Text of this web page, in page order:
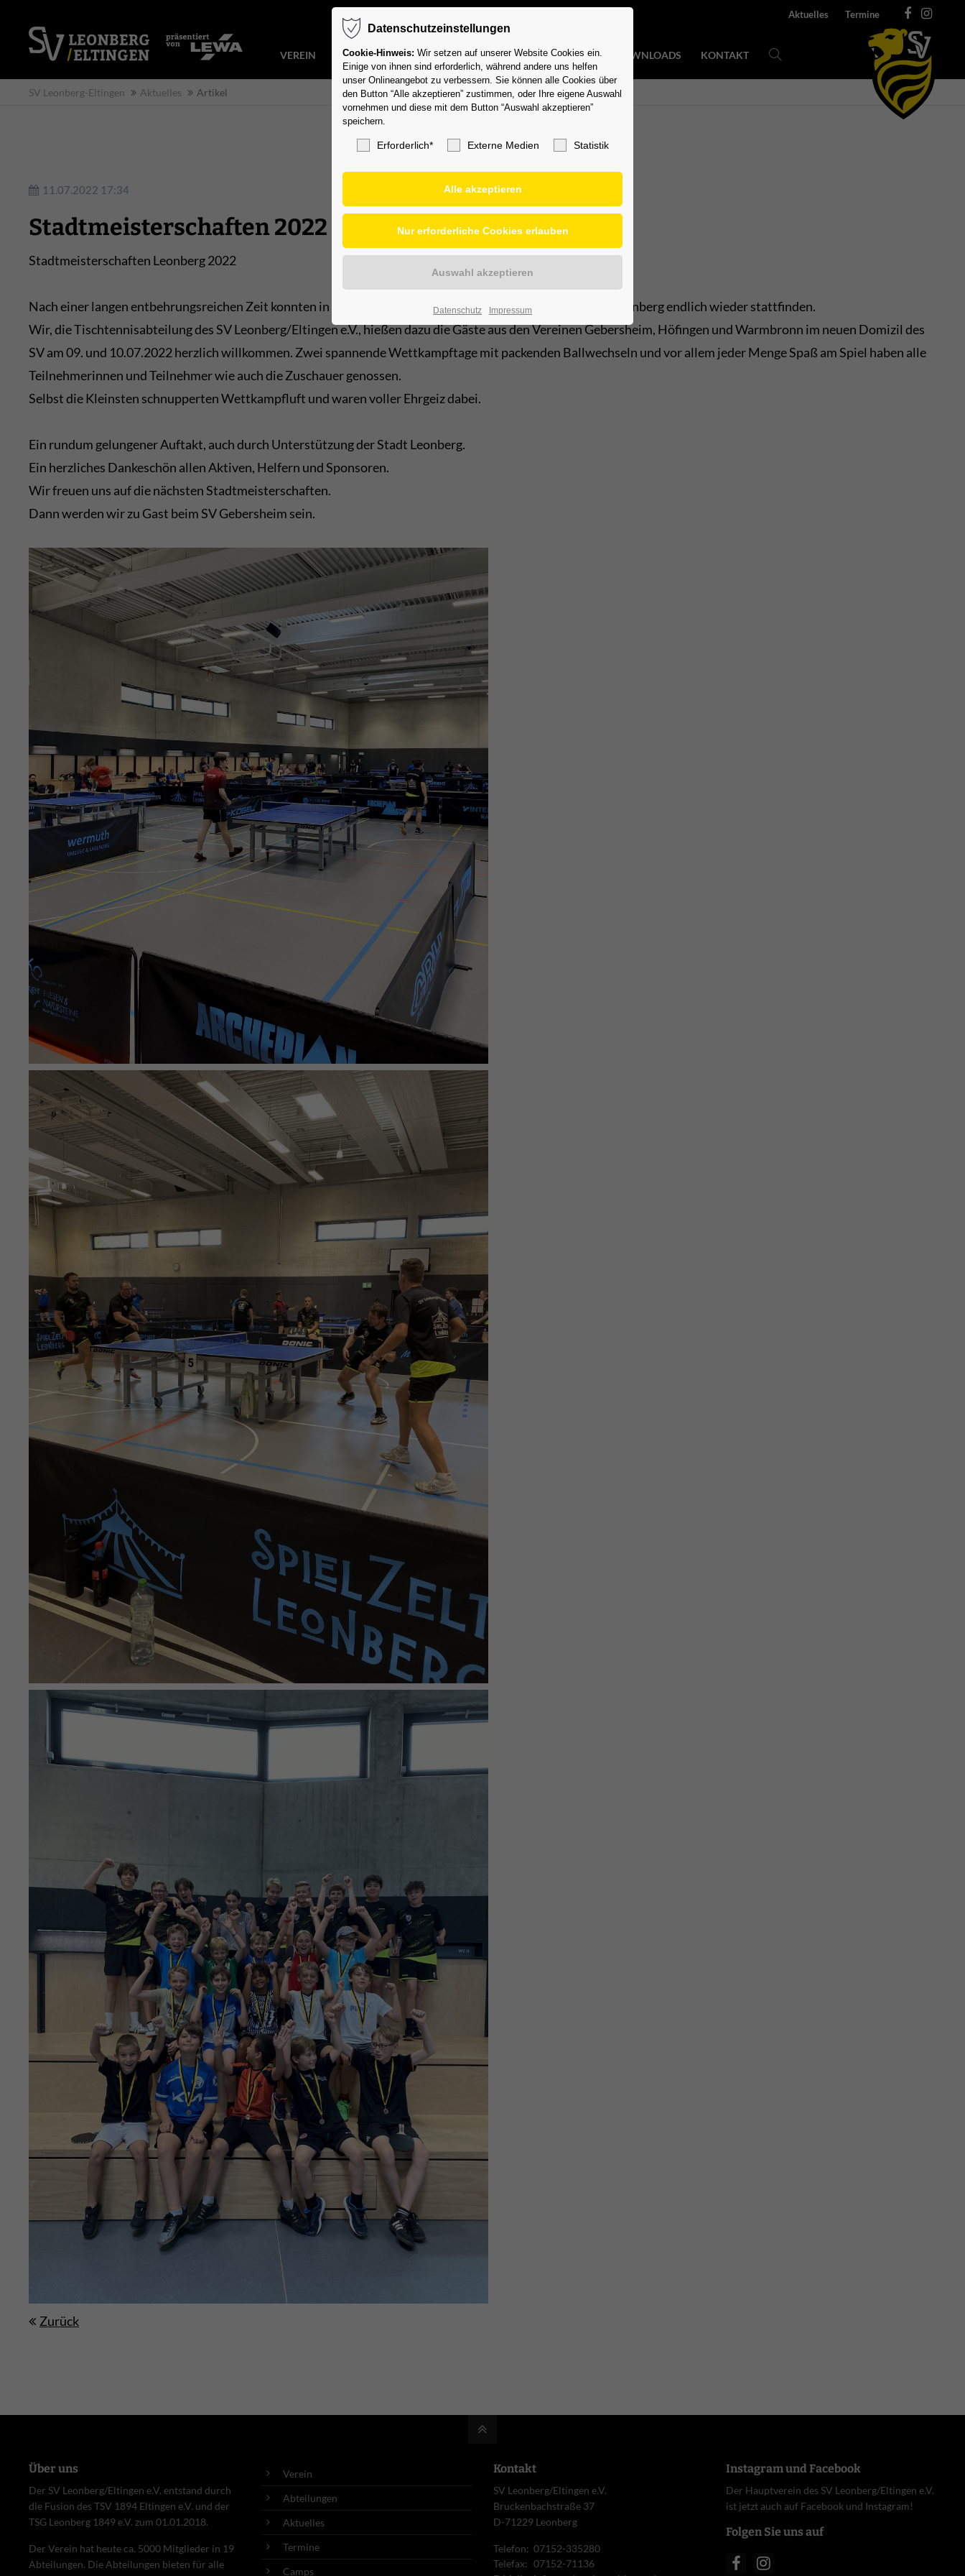
Aktuelles Termine
VEREIN ABTEILUNGEN AKTUELLES TERMINE CAMPS DOWNLOADS KONTAKT
SV Leonberg-Eltingen Aktuelles Artikel
11.07.2022 17:34
Stadtmeisterschaften 2022
Stadtmeisterschaften Leonberg 2022
Nach einer langen entbehrungsreichen Zeit konnten in diesem Jahr die Tischtennis Stadtmeisterschaften Leonberg endlich wieder stattfinden.
Wir, die Tischtennisabteilung des SV Leonberg/Eltingen e.V., hießen dazu die Gäste aus den Vereinen Gebersheim, Höfingen und Warmbronn im neuen Domizil des
SV am 09. und 10.07.2022 herzlich willkommen. Zwei spannende Wettkampftage mit packenden Ballwechseln und vor allem jeder Menge Spaß am Spiel haben alle
Teilnehmerinnen und Teilnehmer wie auch die Zuschauer genossen.
Selbst die Kleinsten schnupperten Wettkampfluft und waren voller Ehrgeiz dabei.
Ein rundum gelungener Auftakt, auch durch Unterstützung der Stadt Leonberg.
Ein herzliches Dankeschön allen Aktiven, Helfern und Sponsoren.
Wir freuen uns auf die nächsten Stadtmeisterschaften.
Dann werden wir zu Gast beim SV Gebersheim sein.
Zurück
Über uns
Der SV Leonberg/Eltingen e.V. entstand durch
die Fusion des TSV 1894 Eltingen e.V. und der
TSG Leonberg 1849 e.V. zum 01.01.2018.
Der Verein hat heute ca. 5000 Mitglieder in 19
Abteilungen. Die Abteilungen bieten für alle
Verein
Abteilungen
Aktuelles
Termine
Camps
Kontakt
SV Leonberg/Eltingen e.V.
Bruckenbachstraße 37
D-71229 Leonberg
Telefon: 07152-335280
Telefax: 07152-71136
Instagram und Facebook
Der Hauptverein des SV Leonberg/Eltingen e.V.
ist jetzt auch auf Facebook und Instagram!
Folgen Sie uns auf
Datenschutzeinstellungen
Cookie-Hinweis: Wir setzen auf unserer Website Cookies ein.
Einige von ihnen sind erforderlich, während andere uns helfen
unser Onlineangebot zu verbessern. Sie können alle Cookies über
den Button “Alle akzeptieren” zustimmen, oder Ihre eigene Auswahl
vornehmen und diese mit dem Button “Auswahl akzeptieren”
speichern.
Erforderlich* Externe Medien Statistik
Datenschutz Impressum